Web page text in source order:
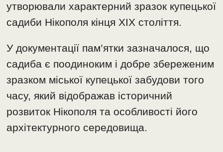
утворювали характерний зразок купецької
садиби Нікополя кінця XIX століття.
У документації пам’ятки зазначалося, що
садиба є поодиноким і добре збереженим
зразком міської купецької забудови того
часу, який відображав історичний
розвиток Нікополя та особливості його
архітектурного середовища.